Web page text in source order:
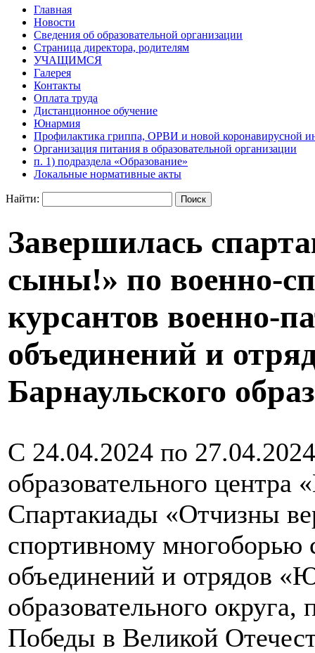
Главная
Новости
Сведения об образовательной организации
Страница директора, родителям
УЧАЩИМСЯ
Галерея
Контакты
Оплата труда
Дистанционное обучение
Юнармия
Профилактика гриппа, ОРВИ и новой коронавирусной
Организация питания в образовательной организации
п. 1) подраздела «Образование»
Локальные нормативные акты
Найти:
Завершилась
сыны!» по военно-
курсантов военно-
объединений и
Барнаульского
С 24.04.2024 по
образовательного
Спартакиады «Отчизны
спортивному многоборью
объединений и отрядов
образовательного
Победы в Великой